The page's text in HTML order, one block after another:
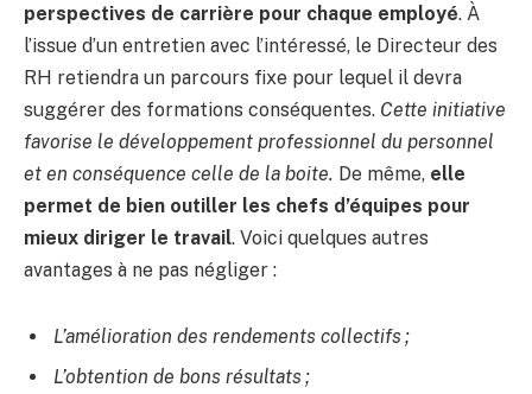
perspectives de carrière pour chaque employé. À
l’issue d’un entretien avec l’intéressé, le Directeur des
RH retiendra un parcours fixe pour lequel il devra
suggérer des formations conséquentes. Cette initiative
favorise le développement professionnel du personnel
et en conséquence celle de la boite. De même, elle
permet de bien outiller les chefs d’équipes pour
mieux diriger le travail. Voici quelques autres
avantages à ne pas négliger :
L’amélioration des rendements collectifs ;
L’obtention de bons résultats ;